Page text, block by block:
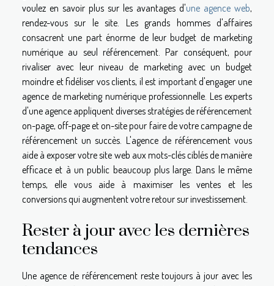
voulez en savoir plus sur les avantages d'une agence web,
rendez-vous sur le site. Les grands hommes d'affaires
consacrent une part énorme de leur budget de marketing
numérique au seul référencement. Par conséquent, pour
rivaliser avec leur niveau de marketing avec un budget
moindre et fidéliser vos clients, il est important d'engager une
agence de marketing numérique professionnelle. Les experts
d'une agence appliquent diverses stratégies de référencement
on-page, off-page et on-site pour faire de votre campagne de
référencement un succès. L'agence de référencement vous
aide à exposer votre site web aux mots-clés ciblés de manière
efficace et à un public beaucoup plus large. Dans le même
temps, elle vous aide à maximiser les ventes et les
conversions qui augmentent votre retour sur investissement.
Rester à jour avec les dernières
tendances
Une agence de référencement reste toujours à jour avec les